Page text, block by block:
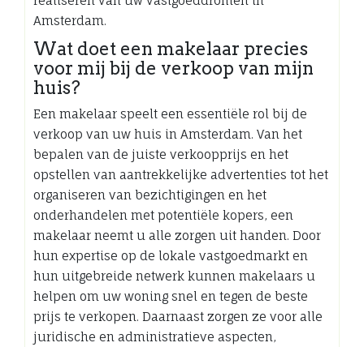
Amsterdam.
Wat doet een makelaar precies
voor mij bij de verkoop van mijn
huis?
Een makelaar speelt een essentiële rol bij de
verkoop van uw huis in Amsterdam. Van het
bepalen van de juiste verkoopprijs en het
opstellen van aantrekkelijke advertenties tot het
organiseren van bezichtigingen en het
onderhandelen met potentiële kopers, een
makelaar neemt u alle zorgen uit handen. Door
hun expertise op de lokale vastgoedmarkt en
hun uitgebreide netwerk kunnen makelaars u
helpen om uw woning snel en tegen de beste
prijs te verkopen. Daarnaast zorgen ze voor alle
juridische en administratieve aspecten,